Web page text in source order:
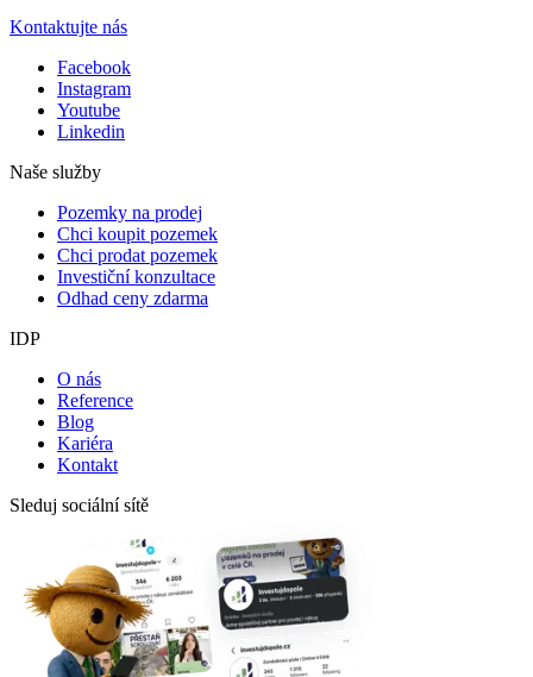
Kontaktujte nás
Facebook
Instagram
Youtube
Linkedin
Naše služby
Pozemky na prodej
Chci koupit pozemek
Chci prodat pozemek
Investiční konzultace
Odhad ceny zdarma
IDP
O nás
Reference
Blog
Kariéra
Kontakt
Sleduj sociální sítě